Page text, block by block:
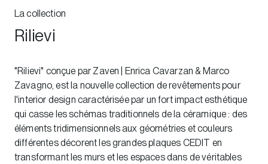
La collection
Rilievi
"Rilievi" conçue par Zaven | Enrica Cavarzan & Marco
Zavagno, est la nouvelle collection de revêtements pour
l'interior design caractérisée par un fort impact esthétique
qui casse les schémas traditionnels de la céramique : des
éléments tridimensionnels aux géométries et couleurs
différentes décorent les grandes plaques CEDIT en
transformant les murs et les espaces dans de véritables